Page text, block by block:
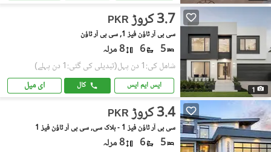
1
PKR 3.7 کروڑ
سی بی آر ٹاؤن فیز 1, سی بی آر ٹاؤن
5
6 8 مرلہ
شامل کی:1 دن پہل (تبدیلی کی گئی:1 دن پہلے)
ایس ایم ایس کال ای میل
PKR 3.4 کروڑ
سی بی آر ٹاؤن فیز 1 - بلاک سی, سی بی آر ٹاؤن فیز 1
5
6 8 مرلہ